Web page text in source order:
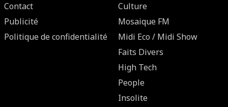
Contact
Publicité
Politique de confidentialité
Culture
Mosaique FM
Midi Eco / Midi Show
Faits Divers
High Tech
People
Insolite